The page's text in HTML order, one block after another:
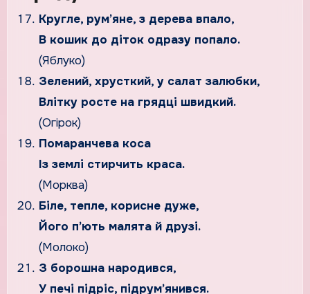
Кругле, рум’яне, з дерева впало,
В кошик до діток одразу попало.
(Яблуко)
Зелений, хрусткий, у салат залюбки,
Влітку росте на грядці швидкий.
(Огірок)
Помаранчева коса
Із землі стирчить краса.
(Морква)
Біле, тепле, корисне дуже,
Його п’ють малята й друзі.
(Молоко)
З борошна народився,
У печі підріс, підрум’янився.